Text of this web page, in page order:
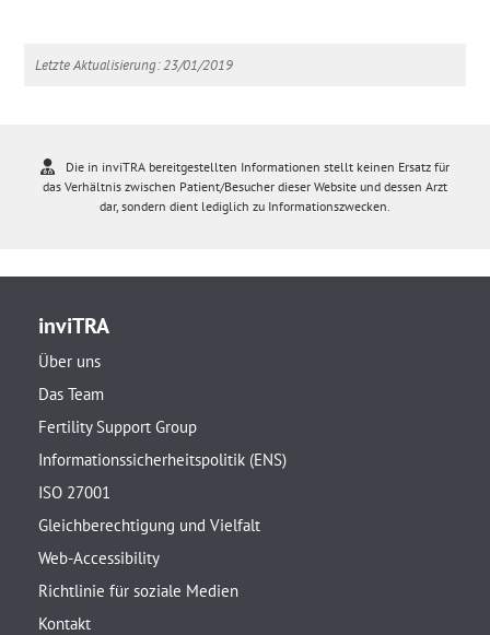
Letzte Aktualisierung: 23/01/2019
Die in inviTRA bereitgestellten Informationen stellt keinen Ersatz für
das Verhältnis zwischen Patient/Besucher dieser Website und dessen Arzt
dar, sondern dient lediglich zu Informationszwecken.
inviTRA
Über uns
Das Team
Fertility Support Group
Informationssicherheitspolitik (ENS)
ISO 27001
Gleichberechtigung und Vielfalt
Web-Accessibility
Richtlinie für soziale Medien
Kontakt